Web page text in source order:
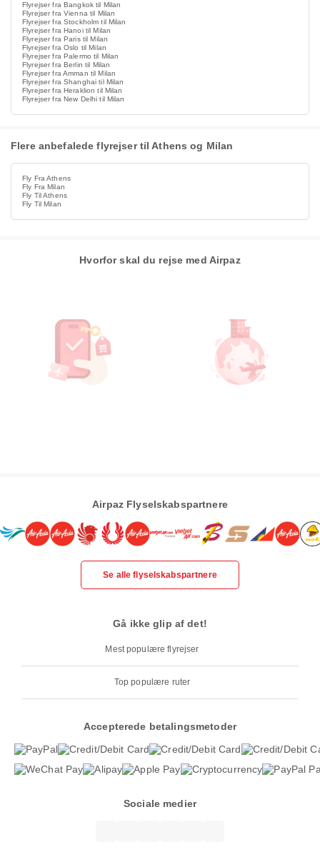
Flyrejser fra Bangkok til Milan
Flyrejser fra Vienna til Milan
Flyrejser fra Stockholm til Milan
Flyrejser fra Hanoi til Milan
Flyrejser fra Paris til Milan
Flyrejser fra Oslo til Milan
Flyrejser fra Palermo til Milan
Flyrejser fra Berlin til Milan
Flyrejser fra Amman til Milan
Flyrejser fra Shanghai til Milan
Flyrejser fra Heraklion til Milan
Flyrejser fra New Delhi til Milan
Flere anbefalede flyrejser til Athens og Milan
Fly Fra Athens
Fly Fra Milan
Fly Til Athens
Fly Til Milan
Hvorfor skal du rejse med Airpaz
Airpaz Flyselskabspartnere
Se alle flyselskabspartnere
Gå ikke glip af det!
Mest populære flyrejser
Top populære ruter
Accepterede betalingsmetoder
Sociale medier